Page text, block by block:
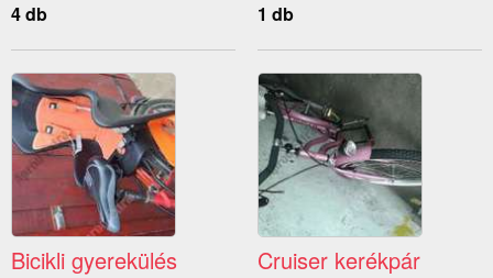
4 db 1 db
Bicikli gyerekülés Cruiser kerékpár